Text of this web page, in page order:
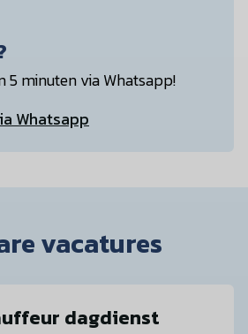
5 minuten via Whatsapp!
Whatsapp
vacatures
dagdienst